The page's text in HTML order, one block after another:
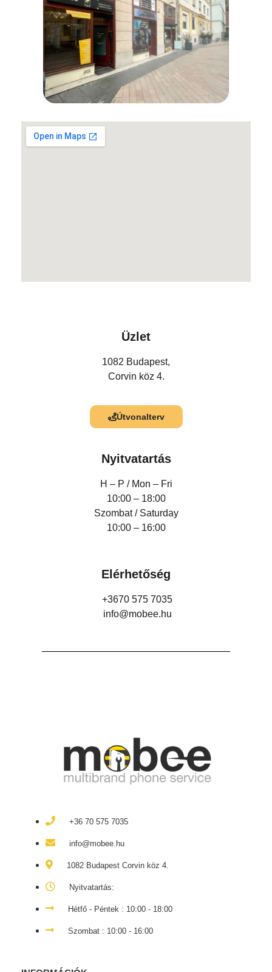
Üzlet
1082 Budapest,
Corvin köz 4.
Útvonalterv
Nyitvatartás
H – P / Mon – Fri
10:00 – 18:00
Szombat / Saturday
10:00 – 16:00
Elérhetőség
+3670 575 7035
info@mobee.hu
+36 70 575 7035
info@mobee.hu
1082 Budapest Corvin köz 4.
Nyitvatartás:
Hétfő - Péntek : 10:00 - 18:00
Szombat : 10:00 - 16:00